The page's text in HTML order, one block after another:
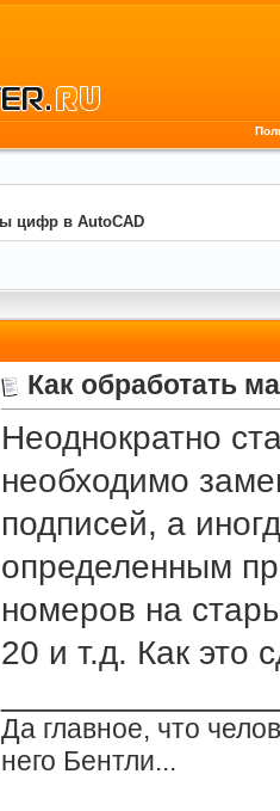
цифр в AutoCAD
Как обработать
Неоднократно
необходимо
подписей, а
определенным
номеров на
20 и т.д. Как это
Да главное, что
него Бентли...